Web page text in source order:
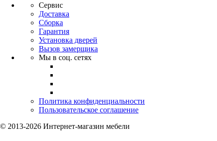
Сервис
Доставка
Сборка
Гарантия
Установка дверей
Вызов замерщика
Мы в соц. сетях
Политика конфиденциальности
Пользовательское соглашение
© 2013-2026 Интернет-магазин мебели